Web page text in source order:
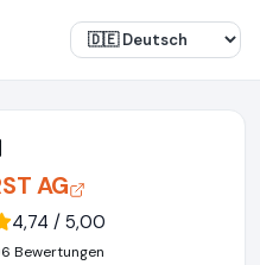
AG
4,74 / 5,00
Bewertungen